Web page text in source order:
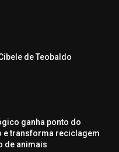
de Teobaldo
ganha ponto do
e transforma reciclagem
de animais